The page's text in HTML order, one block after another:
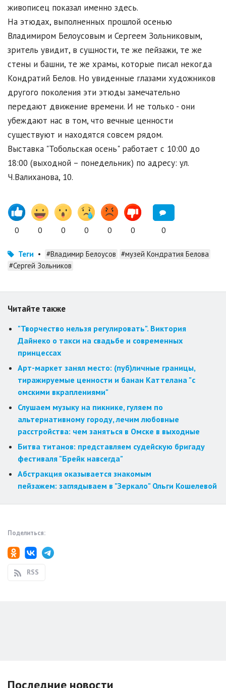
живописец показал именно здесь.
На этюдах, выполненных прошлой осенью
Владимиром Белоусовым и Сергеем Зольниковым,
зритель увидит, в сущности, те же пейзажи, те же
стены и башни, те же храмы, которые писал некогда
Кондратий Белов. Но увиденные глазами художников
другого поколения эти этюды замечательно
передают движение времени. И не только - они
убеждают нас в том, что вечные ценности
существуют и находятся совсем рядом.
Выставка "Тобольская осень" работает с 10:00 до
18:00 (выходной – понедельник) по адресу: ул.
Ч.Валиханова, 10.
0 0 0 0 0 0 0
Теги • #Владимир Белоусов #музей Кондратия Белова
#Сергей Зольников
Читайте также
"Творчество нельзя регулировать". Виктория
Дайнеко о такси на свадьбе и современных
принцессах
Арт-маркет занял место: (пуб)личные границы,
тиражируемые ценности и банан Каттелана "с
омскими вкраплениями"
Слушаем музыку на пикнике, гуляем по
альтернативному городу, лечим любовные
расстройства: чем заняться в Омске в выходные
Битва титанов: представляем судейскую бригаду
фестиваля "Брейк навсегда"
Абстракция оказывается знакомым
пейзажем: заглядываем в "Зеркало" Ольги Кошелевой
Поделиться:
RSS